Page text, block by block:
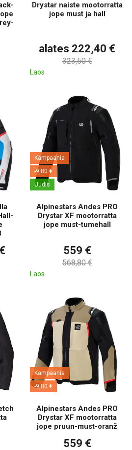
ja rekreatiivseks
ja värvivariantide spekter nii meestele
Drystar naiste mootorratta
jope must ja hall
alates 222,40 €
323,50 €
Laos
Kampaania
-9,80 €
Uudis
Alpinestars Andes PRO
Drystar XF mootorratta
jope must-tumehall
559 €
568,80 €
Laos
Kampaania
-9,80 €
Alpinestars Andes PRO
Drystar XF mootorratta
jope pruun-must-oranž
559 €